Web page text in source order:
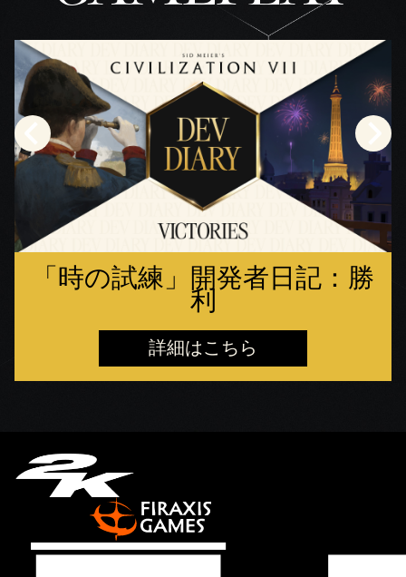
に同
たも
のと
みな
す。
「時の試練」開発者日記：勝
利
詳細はこちら